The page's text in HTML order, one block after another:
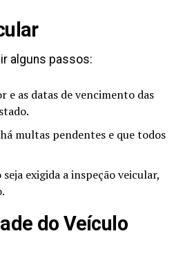
alguns passos:
e as datas de vencimento das
multas pendentes e que todos
seja exigida a inspeção veicular,
do Veículo